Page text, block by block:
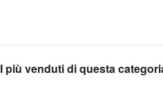
I più venduti di questa